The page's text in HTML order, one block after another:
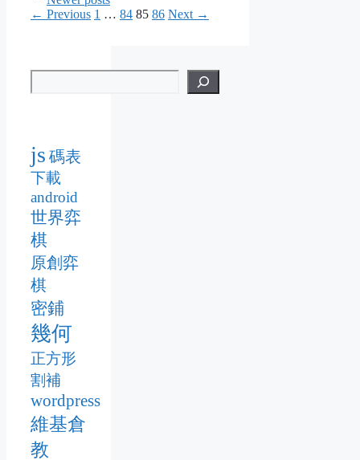
← Previous Page
1 … Page
84 Page
85 Page
86 Next →
js 碼表
下載
android
世界弈
棋
原創弈
棋
密鋪
幾何
正方形
割補
wordpress
維基倉
教